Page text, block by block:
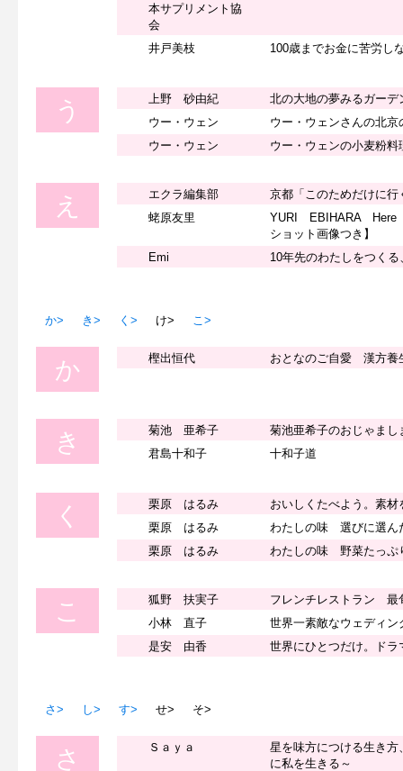
本サプリメント協
会
井戸美枝 100歳までお金に苦労
う 上野 砂由紀
北の大地の夢みるガーデ
ウー・ウェン
ウー・ウェンさんの北
ウー・ウェン
ウー・ウェンの小麦粉料
え エクラ編集部
京都「このためだけに行
蛯原友里
YURI EBIHARA Here
ショット画像つき】
Emi
10年先のわたしをつく
か> き> く> け> こ>
か 樫出恒代 おとなのご自愛 漢方養
き 菊池 亜希子
菊池亜希子のおじゃま
君島十和子
十和子道
く 栗原 はるみ
おいしくたべよう。素
栗原 はるみ
わたしの味 選びに選ん
栗原 はるみ
わたしの味 野菜たっぷ
こ 狐野 扶実子
フレンチレストラン 最
小林 直子
世界一素敵なウェディン
是安 由香
世界にひとつだけ。ド
さ> し> す> せ> そ>
さ Ｓａｙａ
星を味方につける生き
に私を生きる～